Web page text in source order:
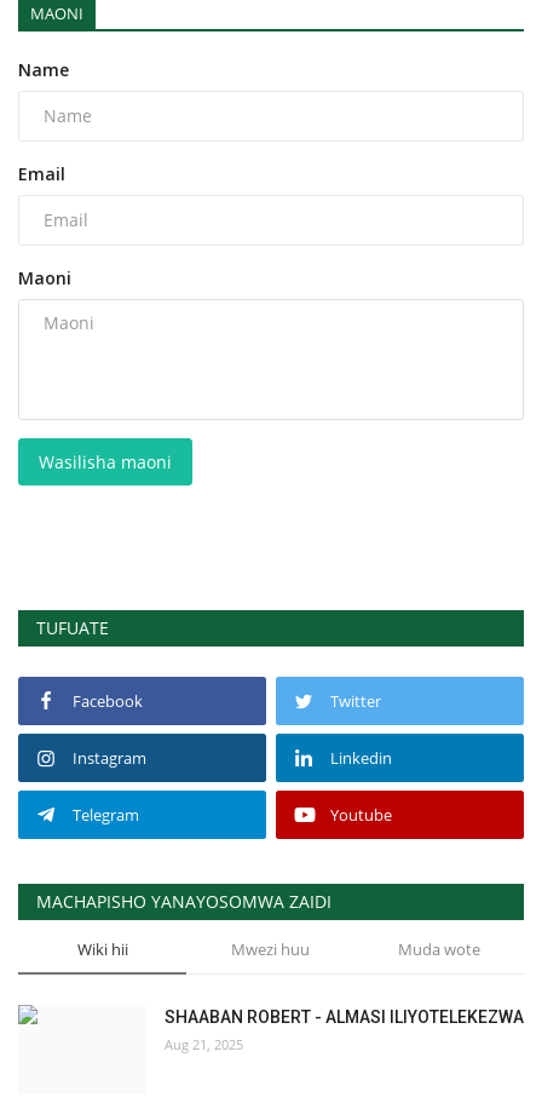
MAONI
Name
Email
Maoni
Wasilisha maoni
TUFUATE
Facebook Twitter
Instagram Linkedin
Telegram Youtube
MACHAPISHO YANAYOSOMWA ZAIDI
Wiki hii Mwezi huu Muda wote
SHAABAN ROBERT - ALMASI ILIYOTELEKEZWA
Aug 21, 2025